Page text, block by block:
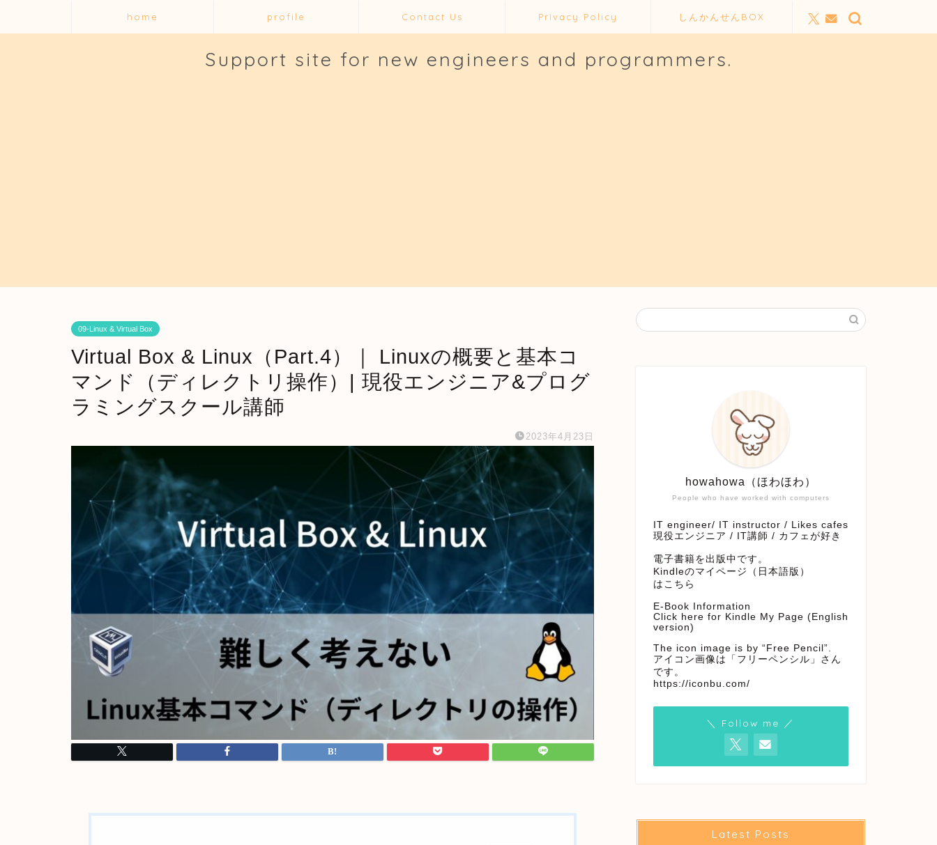
home profile Contact Us Privacy Policy しんかんせんBOX
Support site for new engineers and programmers.
09-Linux & Virtual Box
Virtual Box & Linux（Part.4）｜ Linuxの概要と基本コ
マンド（ディレクトリ操作）| 現役エンジニア&プログ
ラミングスクール講師
2023年4月23日
People who have worked with computers
howahowa（ほわほわ）
IT engineer/ IT instructor / Likes cafes
現役エンジニア / IT講師 / カフェが好き
電子書籍を出版中です。
Kindleのマイページ（日本語版）
はこちら
E-Book Information
Click here for Kindle My Page (English
version)
The icon image is by “Free Pencil”.
アイコン画像は「フリーペンシル」さん
です。
https://iconbu.com/
＼ Follow me ／
Latest Posts